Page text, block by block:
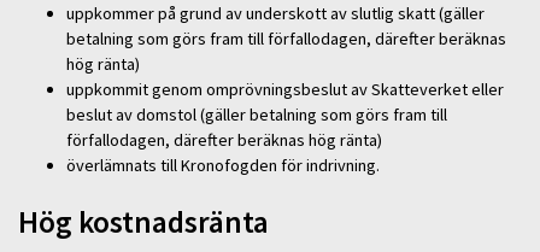
uppkommer på grund av underskott av slutlig skatt (gäller
betalning som görs fram till förfallodagen, därefter beräknas
hög ränta)
uppkommit genom omprövningsbeslut av Skatteverket eller
beslut av domstol (gäller betalning som görs fram till
förfallodagen, därefter beräknas hög ränta)
överlämnats till Kronofogden för indrivning.
Hög kostnadsränta